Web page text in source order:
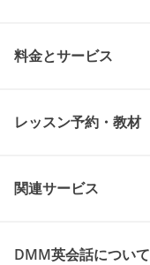
料金とサービス
レッスン予約・教材
関連サービス
DMM英会話について